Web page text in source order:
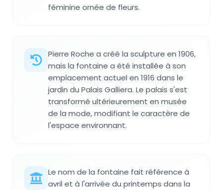
féminine ornée de fleurs.
Pierre Roche a créé la sculpture en 1906,
mais la fontaine a été installée à son
emplacement actuel en 1916 dans le
jardin du Palais Galliera. Le palais s'est
transformé ultérieurement en musée
de la mode, modifiant le caractère de
l'espace environnant.
Le nom de la fontaine fait référence à
avril et à l'arrivée du printemps dans la